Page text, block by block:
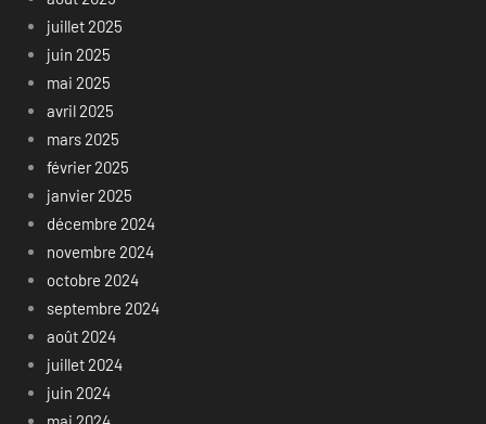
juillet 2025
juin 2025
mai 2025
avril 2025
mars 2025
février 2025
janvier 2025
décembre 2024
novembre 2024
octobre 2024
septembre 2024
août 2024
juillet 2024
juin 2024